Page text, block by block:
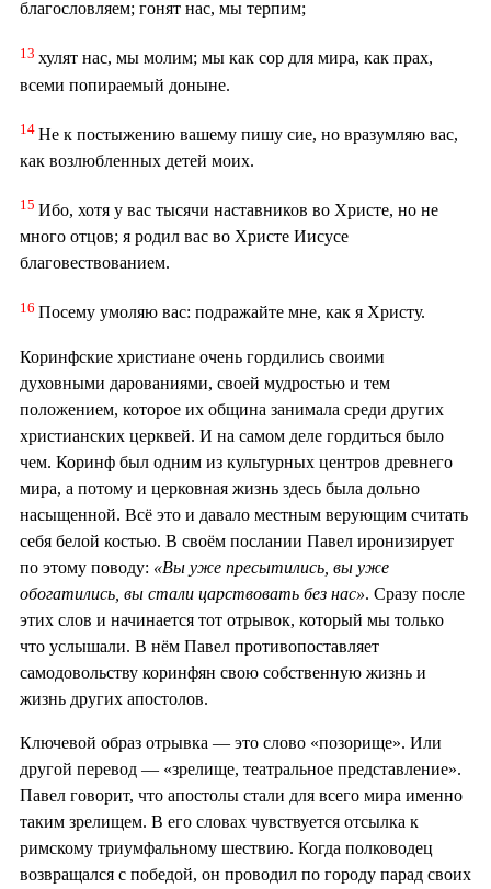
благословляем; гонят нас, мы терпим;
13 хулят нас, мы молим; мы как сор для мира, как прах,
всеми попираемый доныне.
14 Не к постыжению вашему пишу сие, но вразумляю вас,
как возлюбленных детей моих.
15 Ибо, хотя у вас тысячи наставников во Христе, но не
много отцов; я родил вас во Христе Иисусе
благовествованием.
16 Посему умоляю вас: подражайте мне, как я Христу.
Коринфские христиане очень гордились своими
духовными дарованиями, своей мудростью и тем
положением, которое их община занимала среди других
христианских церквей. И на самом деле гордиться было
чем. Коринф был одним из культурных центров древнего
мира, а потому и церковная жизнь здесь была дольно
насыщенной. Всё это и давало местным верующим считать
себя белой костью. В своём послании Павел иронизирует
по этому поводу: «Вы уже пресытились, вы уже
обогатились, вы стали царствовать без нас». Сразу после
этих слов и начинается тот отрывок, который мы только
что услышали. В нём Павел противопоставляет
самодовольству коринфян свою собственную жизнь и
жизнь других апостолов.
Ключевой образ отрывка — это слово «позорище». Или
другой перевод — «зрелище, театральное представление».
Павел говорит, что апостолы стали для всего мира именно
таким зрелищем. В его словах чувствуется отсылка к
римскому триумфальному шествию. Когда полководец
возвращался с победой, он проводил по городу парад своих